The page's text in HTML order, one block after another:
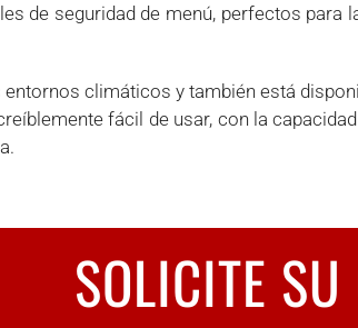
de seguridad de menú, perfectos
climáticos y también está
fácil de usar, con la
SOLICITE